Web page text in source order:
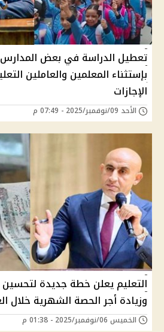
تعطيل الدراسة في بعض المدارس
بإستثناء المعلمين والعاملين
الإجازات
الأحد 09/نوفمبر/2025 - 07:49 م
التعليم يعلن خطة جديدة لتحسين
وزيادة أجر الحصة الشهرية خلال
الخميس 06/نوفمبر/2025 - 01:38 م